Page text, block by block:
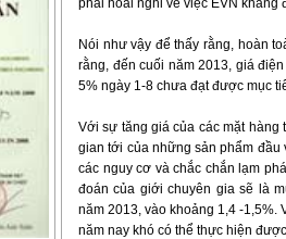
phải hoài nghi về việc EVN khẳng
Nói như vậy để thấy rằng, hoàn
rằng, đến cuối năm 2013, giá
5% ngày 1-8 chưa đạt được mục
Với sự tăng giá của các mặt hàng
gian tới của những sản phẩm đầu
các nguy cơ và chắc chắn lạm
đoán của giới chuyên gia sẽ là
năm 2013, vào khoảng 1,4 -1,5%.
năm nay khó có thể thực hiện